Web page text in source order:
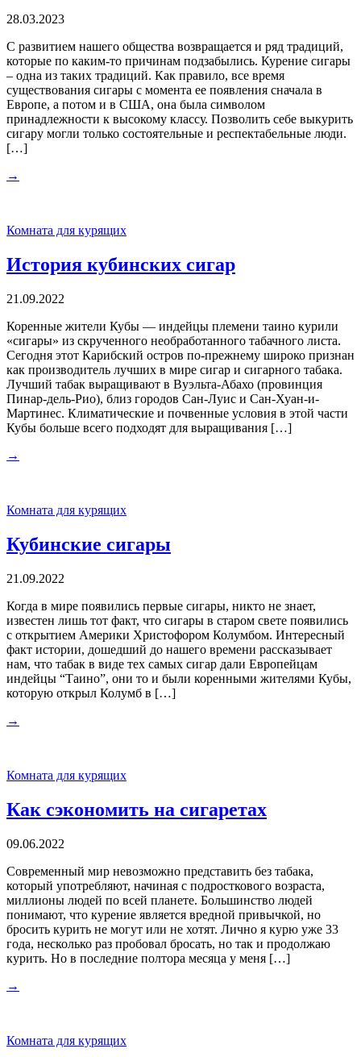
28.03.2023
С развитием нашего общества возвращается и ряд традиций,
которые по каким-то причинам подзабылись. Курение сигары
– одна из таких традиций. Как правило, все время
существования сигары с момента ее появления сначала в
Европе, а потом и в США, она была символом
принадлежности к высокому классу. Позволить себе выкурить
сигару могли только состоятельные и респектабельные люди.
[…]
→
Комната для курящих
История кубинских сигар
21.09.2022
Коренные жители Кубы — индейцы племени таино курили
«сигары» из скрученного необработанного табачного листа.
Сегодня этот Карибский остров по-прежнему широко признан
как производитель лучших в мире сигар и сигарного табака.
Лучший табак выращивают в Вуэльта-Абахо (провинция
Пинар-дель-Рио), близ городов Сан-Луис и Сан-Хуан-и-
Мартинес. Климатические и почвенные условия в этой части
Кубы больше всего подходят для выращивания […]
→
Комната для курящих
Кубинские сигары
21.09.2022
Когда в мире появились первые сигары, никто не знает,
известен лишь тот факт, что сигары в старом свете появились
с открытием Америки Христофором Колумбом. Интересный
факт истории, дошедший до нашего времени рассказывает
нам, что табак в виде тех самых сигар дали Европейцам
индейцы “Таино”, они то и были коренными жителями Кубы,
которую открыл Колумб в […]
→
Комната для курящих
Как сэкономить на сигаретах
09.06.2022
Современный мир невозможно представить без табака,
который употребляют, начиная с подросткового возраста,
миллионы людей по всей планете. Большинство людей
понимают, что курение является вредной привычкой, но
бросить курить не могут или не хотят. Лично я курю уже 33
года, несколько раз пробовал бросать, но так и продолжаю
курить. Но в последние полтора месяца у меня […]
→
Комната для курящих